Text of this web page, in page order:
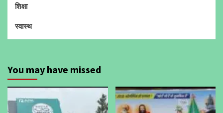
शिक्षा
स्वास्थ
You may have missed